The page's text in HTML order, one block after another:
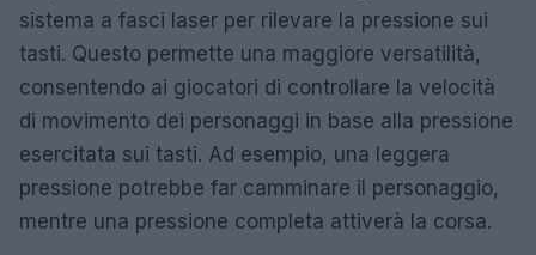
sistema a fasci laser per rilevare la pressione sui
tasti. Questo permette una maggiore versatilità,
consentendo ai giocatori di controllare la velocità
di movimento dei personaggi in base alla pressione
esercitata sui tasti. Ad esempio, una leggera
pressione potrebbe far camminare il personaggio,
mentre una pressione completa attiverà la corsa.